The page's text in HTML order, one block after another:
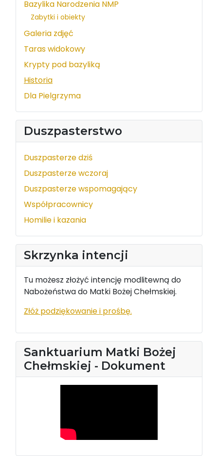
Bazylika Narodzenia NMP
Zabytki i obiekty
Galeria zdjęć
Taras widokowy
Krypty pod bazyliką
Historia
Dla Pielgrzyma
Duszpasterstwo
Duszpasterze dziś
Duszpasterze wczoraj
Duszpasterze wspomagający
Współpracownicy
Homilie i kazania
Skrzynka intencji
Tu możesz złożyć intencję modlitewną do
Nabożeństwa do Matki Bożej Chełmskiej.
Złóż podziękowanie i prośbę.
Sanktuarium Matki Bożej
Chełmskiej - Dokument